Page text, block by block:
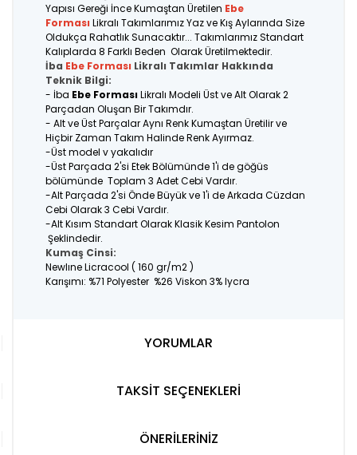
Yapısı Gereği İnce Kumaştan Üretilen Ebe
Forması Likralı Takımlarımız Yaz ve Kış Aylarında Size
Oldukça Rahatlık Sunacaktır... Takımlarımız Standart
Kalıplarda 8 Farklı Beden Olarak Üretilmektedir.
İba Ebe Forması Likralı Takımlar Hakkında
Teknik Bilgi:
- İba Ebe FormasıLikralı Modeli Üst ve Alt Olarak 2
Parçadan Oluşan Bir Takımdır.
- Alt ve Üst Parçalar Aynı Renk Kumaştan Üretilir ve
Hiçbir Zaman Takım Halinde Renk Ayırmaz.
-Üst model v yakalıdır
-Üst Parçada 2'si Etek Bölümünde 1'i de göğüs
bölümünde Toplam 3 Adet Cebi Vardır.
-Alt Parçada 2'si Önde Büyük ve 1'i de Arkada Cüzdan
Cebi Olarak 3 Cebi Vardır.
-Alt Kısım Standart Olarak Klasik Kesim Pantolon
Şeklindedir.
Kumaş Cinsi:
Newlıne Licracool ( 160 gr/m2 )
Karışımı: %71 Polyester %26 Viskon 3% lycra
YORUMLAR
TAKSİT SEÇENEKLERİ
ÖNERİLERİNİZ